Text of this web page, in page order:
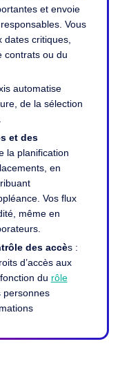
et envoie
Vous
critiques,
contrats ou du
automatise
de la sélection
et des
la planification
en
Vos flux
même en
des accès :
d’accès aux
du rôle
personnes